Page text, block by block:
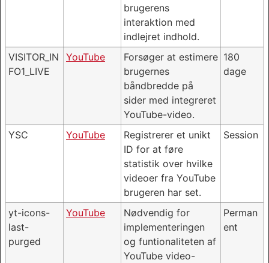
brugerens
interaktion med
indlejret indhold.
VISITOR_IN
FO1_LIVE
YouTube
Forsøger at estimere
brugernes
båndbredde på
sider med integreret
YouTube-video.
180
dage
YSC YouTube
Registrerer et unikt
ID for at føre
statistik over hvilke
videoer fra YouTube
brugeren har set.
Session
yt-icons-
last-
purged
YouTube
Nødvendig for
implementeringen
og funtionaliteten af
YouTube video-
Perman
ent